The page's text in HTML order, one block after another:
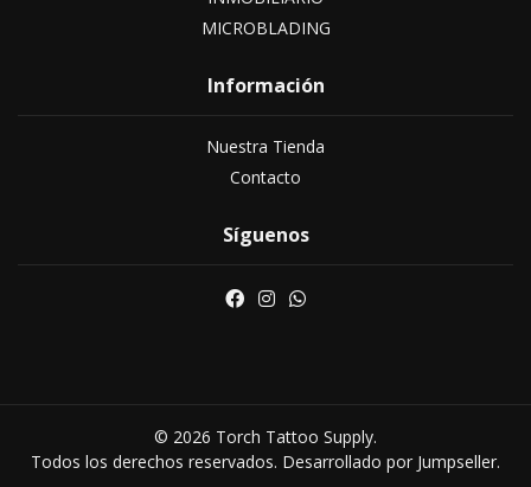
MICROBLADING
Información
Nuestra Tienda
Contacto
Síguenos
© 2026 Torch Tattoo Supply.
Todos los derechos reservados. Desarrollado por Jumpseller.